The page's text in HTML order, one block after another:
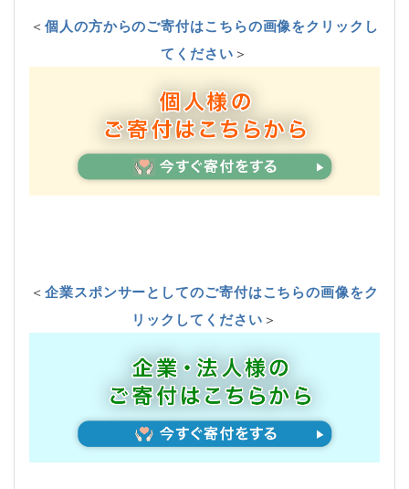
＜個人の方からのご寄付はこちらの画像をクリックし
てください＞
＜企業スポンサーとしてのご寄付はこちらの画像をク
リックしてください＞